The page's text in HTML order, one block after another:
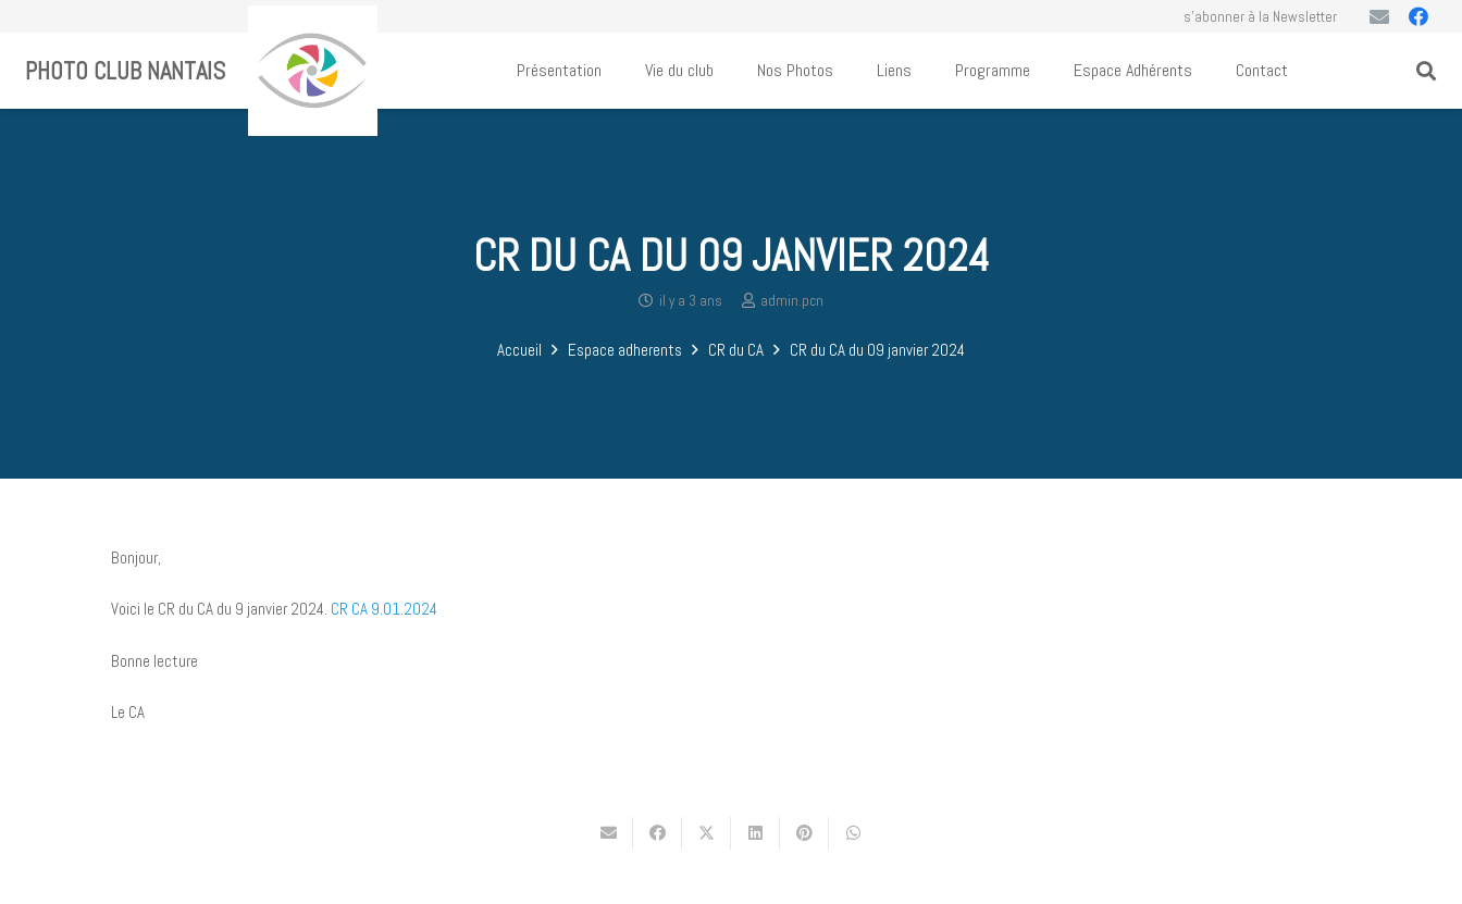
s’abonner à la Newsletter
PHOTO CLUB NANTAIS Présentation Vie du club Nos Photos Liens Programme Espace Adhérents Contact
CR DU CA DU 09 JANVIER 2024
il y a 3 ans admin.pcn
Accueil Espace adherents CR du CA CR du CA du 09 janvier 2024
Bonjour,
Voici le CR du CA du 9 janvier 2024. CR CA 9.01.2024
Bonne lecture
Le CA